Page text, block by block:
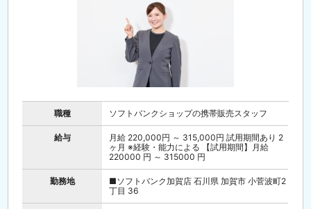
職種 ソフトバンクショップの携帯販売スタッフ
給与
月給 220,000円 ～ 315,000円 試用期間あり 2
ヶ月 ※経験・能力による 【試用期間】月給
220000 円 ～ 315000 円
勤務地
■ソフトバンク加賀店 石川県 加賀市 小菅波町2
丁目 36